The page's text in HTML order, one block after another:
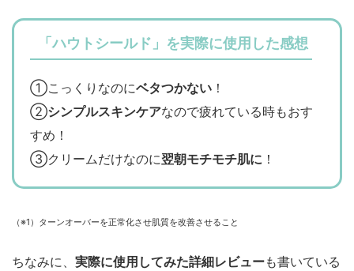
「ハウトシールド」を実際に使用した感想
①こっくりなのにベタつかない ！
②シンプルスキンケアなので疲れている時もおす
すめ！
③クリームだけなのに翌朝モチモチ肌に ！
（※1）ターンオーバーを正常化させ肌質を改善させること
ちなみに、 実際に使用してみた詳細レビューも書いている